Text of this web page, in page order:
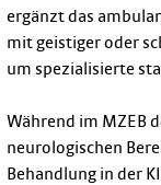
ergänzt das
mit geistiger oder
um spezialisierte
Während im MZEB
neurologischen
Behandlung in der